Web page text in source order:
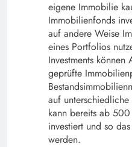
eigene Immobilie
Immobilienfonds
auf andere Weise
eines Portfolios
Investments
geprüfte
auf
kann bereits ab
investiert und so
werden.